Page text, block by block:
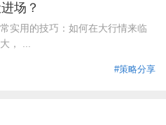
场？
实用的技巧：如何在大行情来临
， ...
#策略分享